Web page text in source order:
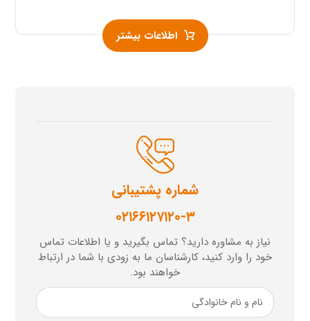
اطلاعات بیشتر
شماره پشتیبانی
۰۲۱۶۶۱۲۷۱۲۰-۳
نیاز به مشاوره دارید؟ تماس بگیرید و یا اطلاعات تماس
خود را وارد کنید، کارشناسان ما به زودی با شما در ارتباط
خواهند بود.